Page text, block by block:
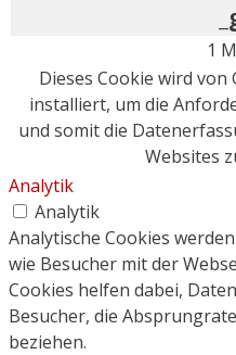
1
Dieses Cookie wird von
installiert, um die
und somit die
Websites
Analytik
Analytik
Analytische Cookies
wie Besucher mit der
Cookies helfen dabei,
Besucher, die
beziehen.